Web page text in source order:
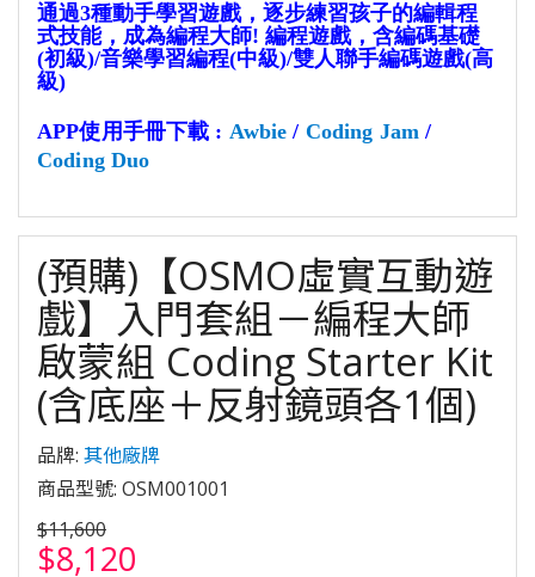
通過3種動手學習遊戲，逐步練習孩子的編輯程
式技能，成為編程大師! 編程遊戲，含編碼基礎
(初級)/音樂學習編程(中級)/雙人聯手編碼遊戲(高
級)
APP使用手冊下載 : Awbie / Coding Jam
Coding Duo
(預購)【OSMO虛實互動遊
戲】入門套組－編程大師
啟蒙組 Coding Starter Kit
(含底座＋反射鏡頭各1個)
品牌: 其他廠牌
商品型號: OSM001001
$11,600
$8,120